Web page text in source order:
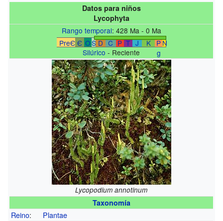
Datos para niños
Lycophyta
Rango temporal: 428 Ma - 0 Ma
PreЄ Є OS D C P T J K P
g
N
Silúrico - Reciente
Lycopodium annotinum
Taxonomía
Reino:
Plantae